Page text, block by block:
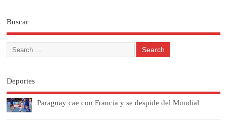
Buscar
Deportes
Paraguay cae con Francia y se despide del Mundial